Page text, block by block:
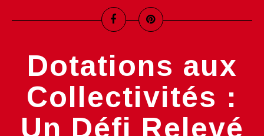
Dotations aux
Collectivités :
Un Défi Relevé